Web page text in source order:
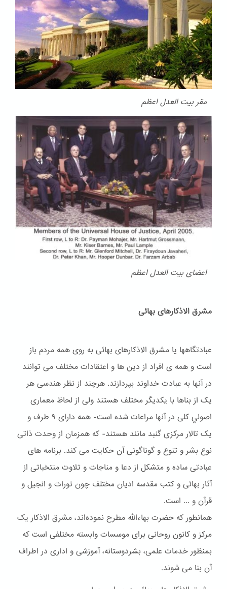
مقر بیت العدل اعظم
اعضای بیت العدل اعظم
مشرق الاذکارهای بهائی
عبادتگاهها یا مشرق الاذکارهای بهائی به روی همه مردم باز
است و همه ی افراد از دین ها و اعتقادات مختلف می توانند
در آنها به عبادت خداوند بپردازند. هرچند از نظر هندسی هر
یک از بناها با یکدیگر مختلف هستند ولی از لحاظ معماری
اصولي کلی در آنها مراعات شده است- همه دارای ۹ طرف و
یک تالار مرکزی گنبد مانند هستند- که همزمان از وحدت ذاتی
نوع بشر و تنوع و گوناگونی آن حکایت می کند. برنامه های
عبادتی ساده و متشکل از دعا و مناجات و تلاوت منتخباتی از
آثار بهائی و کتب مقدسه ادیان مختلف چون تورات و انجیل و
قرآن و ... است.
همانطور که حضرت بهاءالله مطرح نموده‌اند، مشرق الاذکار یک
مرکز و کانون روحانی برای موسسات وابسته مختلفی است که
بمنظور خدمات علمی، بشردوستانه، آموزشی و اداری در اطراف
آن بنا می شوند.